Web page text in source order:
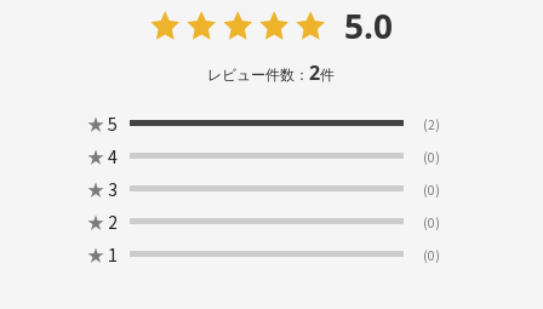
5.0
レビュー件数：2件
★ 5 (2)
★ 4 (0)
★ 3 (0)
★ 2 (0)
★ 1 (0)